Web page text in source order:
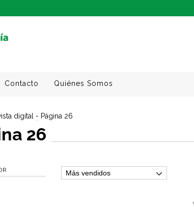
Contacto Quiénes Somos
digital - Página 26
26